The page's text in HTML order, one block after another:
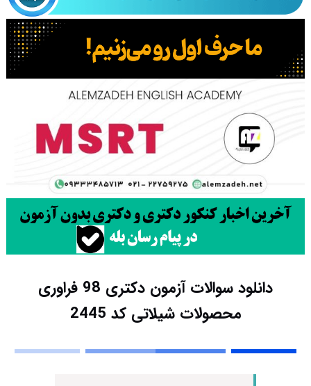
دانلود سوالات آزمون دکتری 98 فراوری
محصولات شیلاتی کد 2445